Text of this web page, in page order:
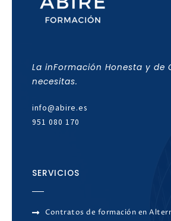
La inFormación Honesta y de
necesitas.
info@abire.es
951 080 170
SERVICIOS
Contratos de formación en